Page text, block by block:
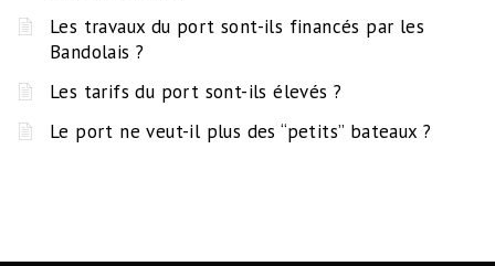
Les travaux du port sont-ils financés par les
Bandolais ?
Les tarifs du port sont-ils élevés ?
Le port ne veut-il plus des “petits” bateaux ?